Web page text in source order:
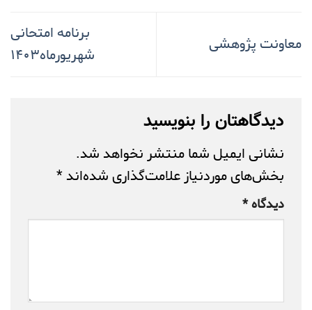
معاونت پژوهشی
برنامه امتحانی
شهریورماه۱۴۰۳
دیدگاهتان را بنویسید
نشانی ایمیل شما منتشر نخواهد شد.
بخش‌های موردنیاز علامت‌گذاری شده‌اند*
دیدگاه*